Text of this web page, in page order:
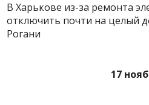
В Харькове из-за ремонта
отключить почти на целый
Рогани
17